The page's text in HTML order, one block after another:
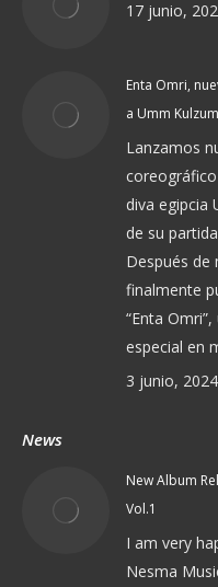
17 junio,
Enta Omri,
a Umm Kulzum
Lanzamos
diva egipcia
de su
Después de
finalmente
“Enta
especial en
3 junio, 2024
News
New Album
Vol.1
I am very
Nesma